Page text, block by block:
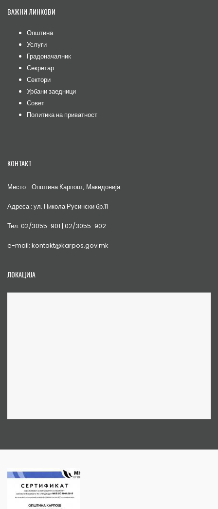
ВАЖНИ ЛИНКОВИ
Општина
Услуги
Градоначалник
Секретар
Сектори
Урбани заедници
Совет
Политика на приватност
КОНТАКТ
Место : Општина Карпош , Македонија
Адреса : ул. Никола Русински бр.11
Тел. 02/3055-901 | 02/3055-902
e-mail: kontakt@karpos.gov.mk
ЛОКАЦИЈА